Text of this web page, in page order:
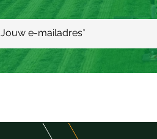
Jouw e-mailadres*